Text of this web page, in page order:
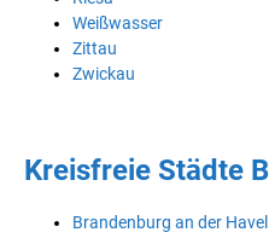
Weißwasser
Zittau
Zwickau
Kreisfreie Städte
Brandenburg an der Havel